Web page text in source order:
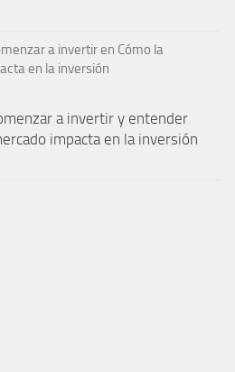
a invertir y entender
impacta en la inversión